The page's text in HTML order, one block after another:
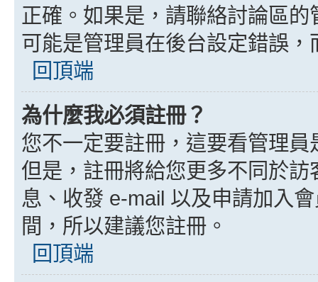
正確。如果是，請聯絡討論區
可能是管理員在後台設定錯誤
回頂端
為什麼我必須註冊？
您不一定要註冊，這要看管理
但是，註冊將給您更多不同於
息、收發 e-mail 以及申請加入
間，所以建議您註冊。
回頂端